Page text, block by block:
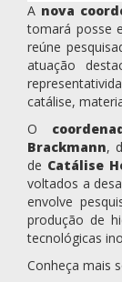
A nova
tomará posse
reúne
atuação
catálise,
O
Brackmann,
de Catálise
voltados a
envolve
produção de
tecnológicas
Conheça mais